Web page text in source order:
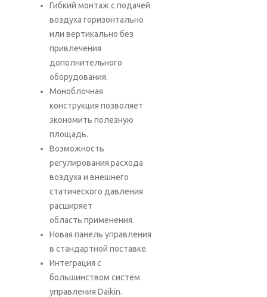
Гибкий монтаж с подачей
воздуха горизонтально
или вертикально без
привлечения
дополнительного
оборудования.
Моноблочная
конструкция позволяет
экономить полезную
площадь.
Возможность
регулирования расхода
воздуха и внешнего
статического давления
расширяет
область применения.
Новая панель управления
в стандартной поставке.
Интеграция с
большинством систем
управления Daikin.